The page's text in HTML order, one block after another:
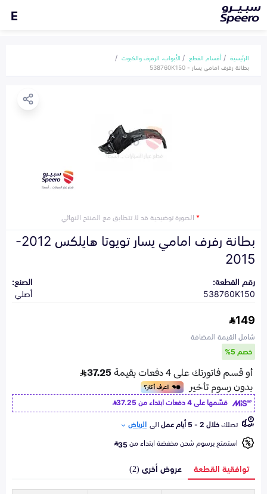
E
الرئيسية أقسام القطع
الأبواب، الرفرف والكبوت
بطانة رفرف امامي يسار - 538760K150
*الصورة توضيحية قد لا تتطابق مع المنتج النهائي
بطانة رفرف امامي يسار تويوتا هايلكس 2012-
2015
رقم القطعة:
538760K150
الصنع:
أصلي
149
شامل القيمة المضافة
خصم 5%
قسّمها على 4 دفعات ابتداء من
37.25
تصلكخلال 2 - 5 أيام عمل الى الرياض
استمتع برسوم شحن مخفضة ابتداء من35
توافقية القطعة عروض أخرى (2)